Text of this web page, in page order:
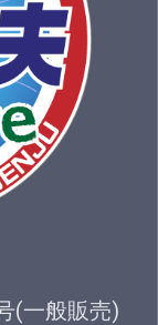
(一般販売)